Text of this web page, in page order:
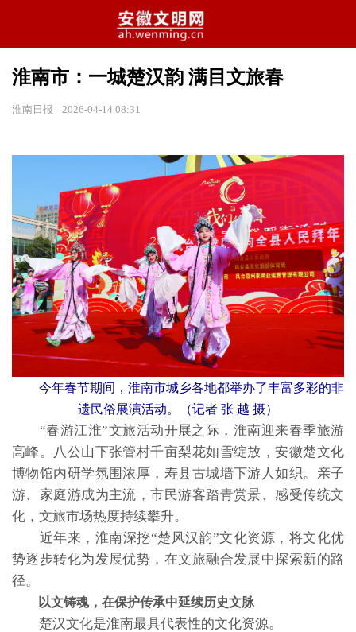
淮南市：一城楚汉韵 满目文旅春
淮南日报 2026-04-14 08:31
今年春节期间，淮南市城乡各地都举办了丰富多彩的非
遗民俗展演活动。（记者 张 越 摄）
“春游江淮”文旅活动开展之际，淮南迎来春季旅游
高峰。八公山下张管村千亩梨花如雪绽放，安徽楚文化
博物馆内研学氛围浓厚，寿县古城墙下游人如织。亲子
游、家庭游成为主流，市民游客踏青赏景、感受传统文
化，文旅市场热度持续攀升。
近年来，淮南深挖“楚风汉韵”文化资源，将文化优
势逐步转化为发展优势，在文旅融合发展中探索新的路
径。
以文铸魂，在保护传承中延续历史文脉
楚汉文化是淮南最具代表性的文化资源。